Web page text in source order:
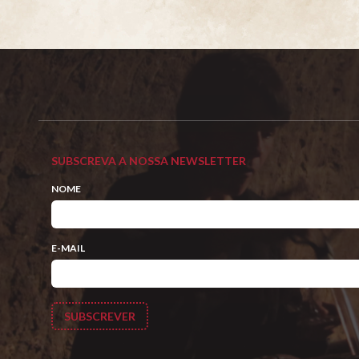
SUBSCREVA A NOSSA NEWSLETTER
NOME
E-MAIL